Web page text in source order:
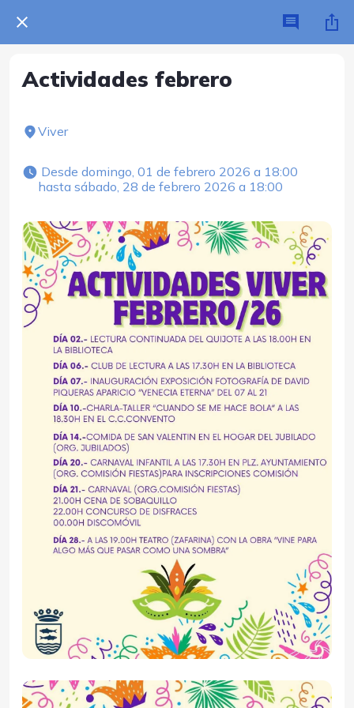
Actividades febrero
Viver
hasta sábado, 28 de febrero 2026 a 18:00